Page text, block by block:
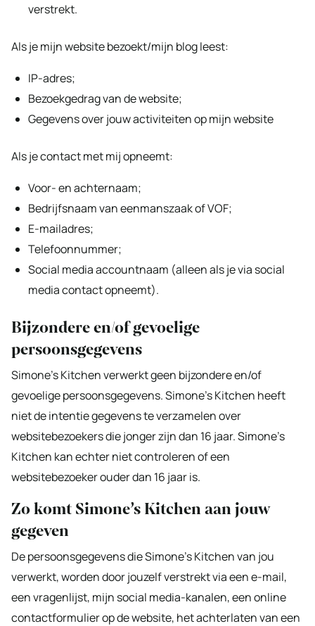
verstrekt.
Als je mijn website bezoekt/mijn blog leest:
IP-adres;
Bezoekgedrag van de website;
Gegevens over jouw activiteiten op mijn website
Als je contact met mij opneemt:
Voor- en achternaam;
Bedrijfsnaam van eenmanszaak of VOF;
E-mailadres;
Telefoonnummer;
Social media accountnaam (alleen als je via social
media contact opneemt).
Bijzondere en/of gevoelige
persoonsgegevens
Simone’s Kitchen verwerkt geen bijzondere en/of
gevoelige persoonsgegevens. Simone’s Kitchen heeft
niet de intentie gegevens te verzamelen over
websitebezoekers die jonger zijn dan 16 jaar. Simone’s
Kitchen kan echter niet controleren of een
websitebezoeker ouder dan 16 jaar is.
Zo komt Simone’s Kitchen aan jouw
gegeven
De persoonsgegevens die Simone’s Kitchen van jou
verwerkt, worden door jouzelf verstrekt via een e-mail,
een vragenlijst, mijn social media-kanalen, een online
contactformulier op de website, het achterlaten van een